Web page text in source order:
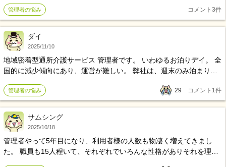
ない。夜勤が4回か5回しかできないんやったらパートに切り替えた
ら？と言われました。 夜勤の日は母に預けていましたがその母も見
れなくなってしまったので相談したらこう言われたのですが私が行
けないんでしょうか？ 母が見れなくなった事も伝えましたが、私達
も色んな人に見てもらったんだから友達でも何でもかんでも使って
見てもらいなよとの事でした
給にして3連休にするようにしています。 今年に入って7回休みの調
整か掛かりました。 1、有給を1日減らして欲しい（有給2日希望し
て） 2、この日は休み取れないから変えて など言い出したらきりが
ないですが。 他の職員にはこの日は休みだめと言わず、なぜか私だ
け休みのシワ寄せが来ます。 もちろん、他の職員が体調悪いと勤務
変更はすぐに来ます。 こんな上司で色々本当に困ります、この事に
ついては上司の上司に言った方が良いのでしょうか？
管理者の悩み コメント 3件
ダイ
2025/11/10
地域密着型通所介護サービス 管理者です。 いわゆるお泊りデイ。 全
国的に減少傾向にあり、運営が難しい。 弊社は、週末のみ泊まりが
心。 悩み共有出来る方いらっしゃれば嬉しいです。
管理者の悩み 29 コメント 1件
サムシング
2025/10/18
管理者やって5年目になり、利用者様の人数も物凄く増えてきまし
た。 職員も15人程いて、それぞれでいろんな性格がありそれを理解